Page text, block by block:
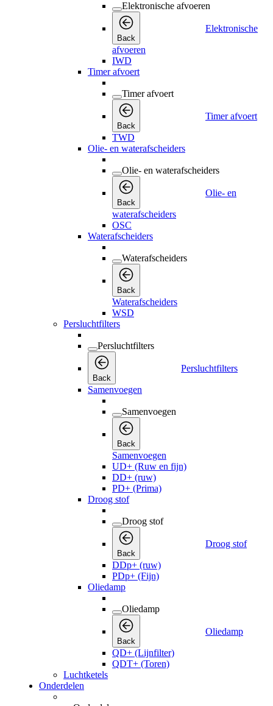
Elektronische afvoeren
Back
Elektronische
afvoeren
IWD
Timer afvoert
Timer afvoert
Back
Timer afvoert
TWD
Olie- en waterafscheiders
Olie- en waterafscheiders
Back
Olie- en
waterafscheiders
OSC
Waterafscheiders
Waterafscheiders
Back
Waterafscheiders
WSD
Persluchtfilters
Persluchtfilters
Back
Persluchtfilters
Samenvoegen
Samenvoegen
Back
Samenvoegen
UD+ (Ruw en fijn)
DD+ (ruw)
PD+ (Prima)
Droog stof
Droog stof
Back
Droog stof
DDp+ (ruw)
PDp+ (Fijn)
Oliedamp
Oliedamp
Back
Oliedamp
QD+ (Lijnfilter)
QDT+ (Toren)
Luchtketels
Onderdelen